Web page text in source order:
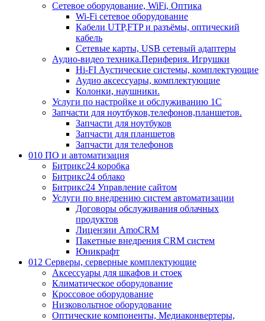
Сетевое оборудование, WiFi, Оптика
Wi-Fi сетевое оборудование
Кабели UTP,FTP и разъёмы, оптический
кабель
Сетевые карты, USB сетевый адаптеры
Аудио-видео техника.Периферия. Игрушки
Hi-FI Аустические системы, комплектующие
Аудио аксессуары, комплектующие
Колонки, наушники.
Услуги по настройке и обслуживанию 1С
Запчасти для ноутбуков,телефонов,планшетов.
Запчасти для ноутбуков
Запчасти для планшетов
Запчасти для телефонов
010 ПО и автоматизация
Битрикс24 коробка
Битрикс24 облако
Битрикс24 Управление сайтом
Услуги по внедрению систем автоматизации
Договоры обслуживания облачных
продуктов
Лицензии AmoCRM
Пакетные внедрения CRM систем
Юникрафт
012 Серверы, серверные комплектующие
Аксессуары для шкафов и стоек
Климатическое оборудование
Кроссовое оборудование
Низковольтное оборудование
Оптические компоненты, Медиаконвертеры,